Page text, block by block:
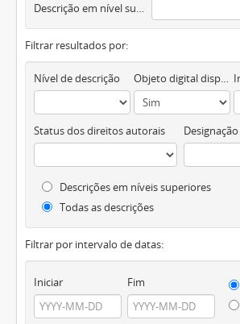
Descrição em nível superior
Filtrar resultados por:
Nível de descrição Objeto digital disponível
Status dos direitos autorais
Descrições em níveis superiores
Todas as descrições
Filtrar por intervalo de datas:
Iniciar Fim